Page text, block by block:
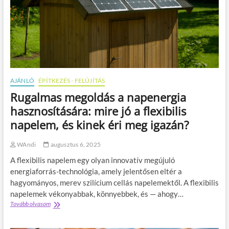
u
h
o
g
y
n
s
g
t
i
v
é
d
AJÁNLÓ ÉPÍTKEZÉS - FELÚJÍTÁS
Rugalmas megoldás a napenergia
hasznosítására: mire jó a flexibilis
napelem, és kinek éri meg igazán?
WAndi augusztus 6, 2025
A flexibilis napelem egy olyan innovatív megújuló
energiaforrás-technológia, amely jelentősen eltér a
hagyományos, merev szilícium cellás napelemektől. A flexibilis
napelemek vékonyabbak, könnyebbek, és — ahogy…
Tovább olvasomR